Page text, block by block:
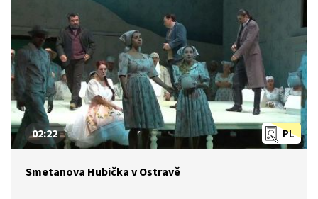
PL
02:22
Smetanova Hubička v Ostravě